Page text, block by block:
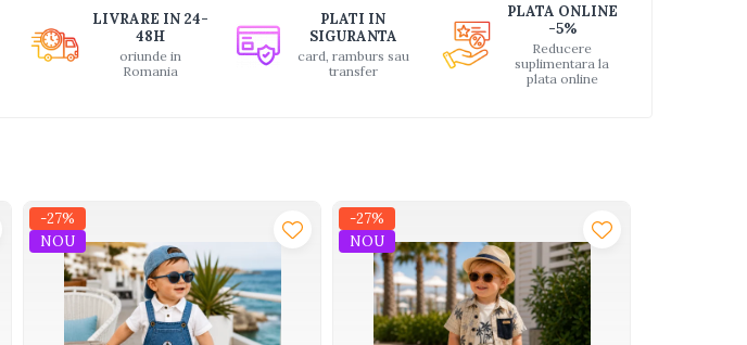
LIVRARE IN 24-
48H
oriunde in
Romania
PLATI IN
SIGURANTA
card, ramburs sau
transfer
PLATA ONLINE
-5%
Reducere
suplimentara la
plata online
-27%
NOU
-27%
NOU